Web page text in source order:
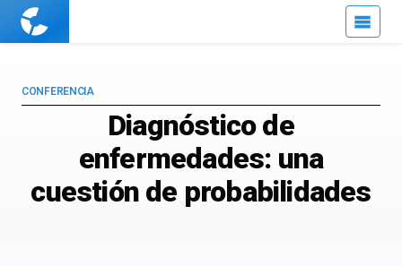
Cuaderno
Diagnóstico de
enfermedades: una
cuestión de probabilidades
CONFERENCIA